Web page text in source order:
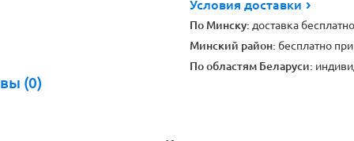
Условия доставки
По Минску: доставка бесплатно
Минский район: бесплатно
По областям Беларуси:
(0)